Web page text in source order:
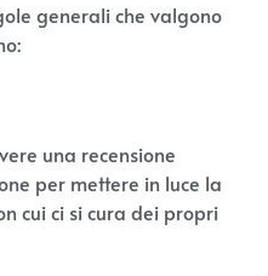
generali che valgono
una recensione
per mettere in luce la
cui ci si cura dei propri